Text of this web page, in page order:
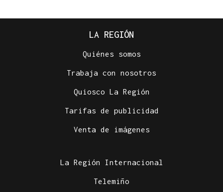
LA REGIÓN
Quiénes somos
Trabaja con nosotros
Quiosco La Región
Tarifas de publicidad
Venta de imágenes
La Región Internacional
Telemiño